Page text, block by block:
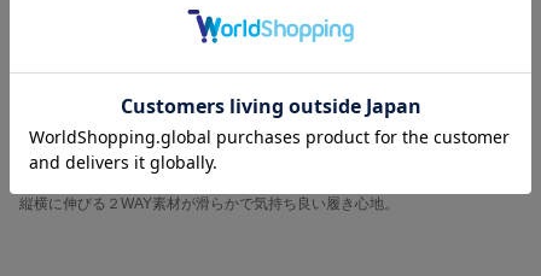
ストラップのバック部分はさまざまな体型の方にフィットしやすい丸カン仕
Shorts
足ぐりレースで美しいヒップラインに。
縦横に伸びる２WAY素材が滑らかで気持ち良い履き心地。